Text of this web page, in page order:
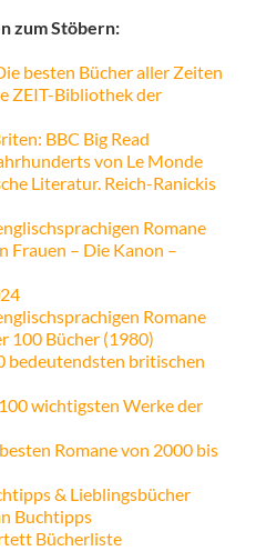
zum Stöbern:
besten Bücher aller Zeiten
ZEIT-Bibliothek der
BBC Big Read
von Le Monde
Literatur. Reich-Ranickis
Romane
Frauen – Die Kanon –
Romane
100 Bücher (1980)
bedeutendsten britischen
wichtigsten Werke der
Romane von 2000 bis
& Lieblingsbücher
Buchtipps
Bücherliste